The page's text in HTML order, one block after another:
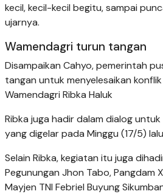
kecil, kecil-kecil begitu, sampai
ujarnya.
Wamendagri turun tangan
Disampaikan Cahyo, pemerintah
tangan untuk menyelesaikan
Wamendagri Ribka Haluk
Ribka juga hadir dalam dialog
yang digelar pada Minggu (17/5)
Selain Ribka, kegiatan itu juga
Pegunungan Jhon Tabo, Pangdam
Mayjen TNI Febriel Buyung